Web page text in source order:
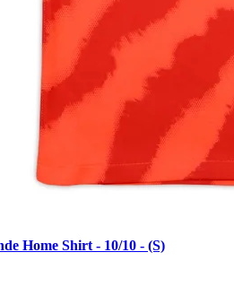
Home Shirt - 10/10 - (S)